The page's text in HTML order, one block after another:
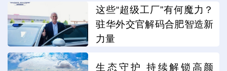
这些“超级工厂”有何魔力？
驻华外交官解码合肥智造新
力量
生态守护 持续解锁高颜